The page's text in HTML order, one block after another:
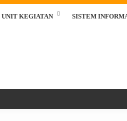
UNIT KEGIATAN SISTEM